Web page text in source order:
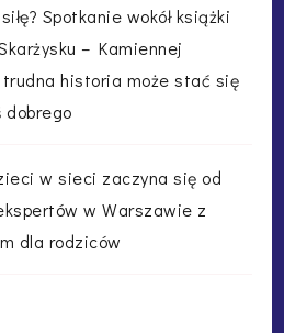
Spotkanie wokół książki
– Kamiennej
trudna historia może stać się
w sieci zaczyna się od
w Warszawie z
dla rodziców